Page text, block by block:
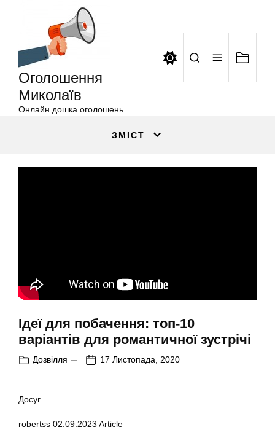
Оголошення
Миколаїв
Онлайн дошка оголошень
ЗМІСТ
Ідеї для побачення: топ-10
варіантів для романтичної зустрічі
Дозвілля 17 Листопада, 2020
Досуг
robertss 02.09.2023 Article